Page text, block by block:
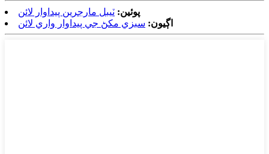
پوئين: ٽيبل مارجرين پيداوار لائن
اڳيون: سبزي مکڻ جي پيداوار واري لائن